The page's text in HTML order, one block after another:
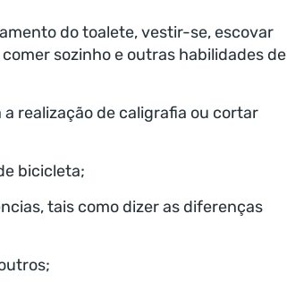
do toalete, vestir-se, escovar
sozinho e outras habilidades de
realização de caligrafia ou cortar
bicicleta;
tais como dizer as diferenças